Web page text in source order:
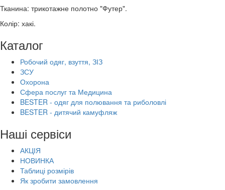
Тканина: трикотажне полотно "Футер".
Колір: хакі.
Каталог
Робочий одяг, взуття, ЗІЗ
ЗСУ
Охорона
Сфера послуг та Медицина
BESTER - одяг для полювання та риболовлі
BESTER - дитячий камуфляж
Наші сервіси
АКЦІЯ
НОВИНКА
Таблиці розмірів
Як зробити замовлення